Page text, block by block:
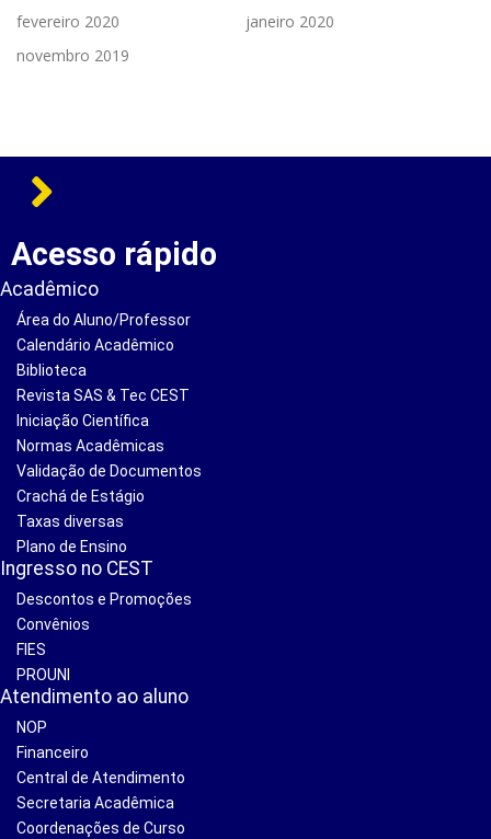
fevereiro 2020
janeiro 2020
novembro 2019
Acesso rápido
Acadêmico
Área do Aluno/Professor
Calendário Acadêmico
Biblioteca
Revista SAS & Tec CEST
Iniciação Científica
Normas Acadêmicas
Validação de Documentos
Crachá de Estágio
Taxas diversas
Plano de Ensino
Ingresso no CEST
Descontos e Promoções
Convênios
FIES
PROUNI
Atendimento ao aluno
NOP
Financeiro
Central de Atendimento
Secretaria Acadêmica
Coordenações de Curso